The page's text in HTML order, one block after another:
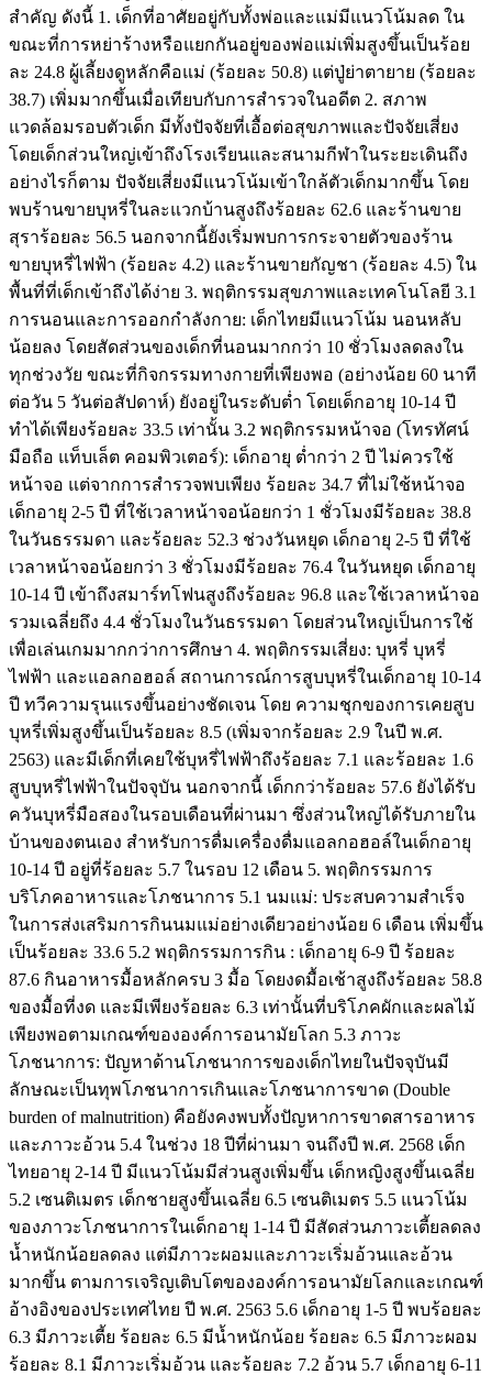
สำคัญ ดังนี้ 1. เด็กที่อาศัยอยู่กับทั้งพ่อและแม่มีแนวโน้มลด ใน
ขณะที่การหย่าร้างหรือแยกกันอยู่ของพ่อแม่เพิ่มสูงขึ้นเป็นร้อย
ละ 24.8 ผู้เลี้ยงดูหลักคือแม่ (ร้อยละ 50.8) แต่ปู่ย่าตายาย (ร้อยละ
38.7) เพิ่มมากขึ้นเมื่อเทียบกับการสำรวจในอดีต 2. สภาพ
แวดล้อมรอบตัวเด็ก มีทั้งปัจจัยที่เอื้อต่อสุขภาพและปัจจัยเสี่ยง
โดยเด็กส่วนใหญ่เข้าถึงโรงเรียนและสนามกีฬาในระยะเดินถึง
อย่างไรก็ตาม ปัจจัยเสี่ยงมีแนวโน้มเข้าใกล้ตัวเด็กมากขึ้น โดย
พบร้านขายบุหรี่ในละแวกบ้านสูงถึงร้อยละ 62.6 และร้านขาย
สุราร้อยละ 56.5 นอกจากนี้ยังเริ่มพบการกระจายตัวของร้าน
ขายบุหรี่ไฟฟ้า (ร้อยละ 4.2) และร้านขายกัญชา (ร้อยละ 4.5) ใน
พื้นที่ที่เด็กเข้าถึงได้ง่าย 3. พฤติกรรมสุขภาพและเทคโนโลยี 3.1
การนอนและการออกกำลังกาย: เด็กไทยมีแนวโน้ม นอนหลับ
น้อยลง โดยสัดส่วนของเด็กที่นอนมากกว่า 10 ชั่วโมงลดลงใน
ทุกช่วงวัย ขณะที่กิจกรรมทางกายที่เพียงพอ (อย่างน้อย 60 นาที
ต่อวัน 5 วันต่อสัปดาห์) ยังอยู่ในระดับต่ำ โดยเด็กอายุ 10-14 ปี
ทำได้เพียงร้อยละ 33.5 เท่านั้น 3.2 พฤติกรรมหน้าจอ (โทรทัศน์
มือถือ แท็บเล็ต คอมพิวเตอร์): เด็กอายุ ต่ำกว่า 2 ปี ไม่ควรใช้
หน้าจอ แต่จากการสำรวจพบเพียง ร้อยละ 34.7 ที่ไม่ใช้หน้าจอ
เด็กอายุ 2-5 ปี ที่ใช้เวลาหน้าจอน้อยกว่า 1 ชั่วโมงมีร้อยละ 38.8
ในวันธรรมดา และร้อยละ 52.3 ช่วงวันหยุด เด็กอายุ 2-5 ปี ที่ใช้
เวลาหน้าจอน้อยกว่า 3 ชั่วโมงมีร้อยละ 76.4 ในวันหยุด เด็กอายุ
10-14 ปี เข้าถึงสมาร์ทโฟนสูงถึงร้อยละ 96.8 และใช้เวลาหน้าจอ
รวมเฉลี่ยถึง 4.4 ชั่วโมงในวันธรรมดา โดยส่วนใหญ่เป็นการใช้
เพื่อเล่นเกมมากกว่าการศึกษา 4. พฤติกรรมเสี่ยง: บุหรี่ บุหรี่
ไฟฟ้า และแอลกอฮอล์ สถานการณ์การสูบบุหรี่ในเด็กอายุ 10-14
ปี ทวีความรุนแรงขึ้นอย่างชัดเจน โดย ความชุกของการเคยสูบ
บุหรี่เพิ่มสูงขึ้นเป็นร้อยละ 8.5 (เพิ่มจากร้อยละ 2.9 ในปี พ.ศ.
2563) และมีเด็กที่เคยใช้บุหรี่ไฟฟ้าถึงร้อยละ 7.1 และร้อยละ 1.6
สูบบุหรี่ไฟฟ้าในปัจจุบัน นอกจากนี้ เด็กกว่าร้อยละ 57.6 ยังได้รับ
ควันบุหรี่มือสองในรอบเดือนที่ผ่านมา ซึ่งส่วนใหญ่ได้รับภายใน
บ้านของตนเอง สำหรับการดื่มเครื่องดื่มแอลกอฮอล์ในเด็กอายุ
10-14 ปี อยู่ที่ร้อยละ 5.7 ในรอบ 12 เดือน 5. พฤติกรรมการ
บริโภคอาหารและโภชนาการ 5.1 นมแม่: ประสบความสำเร็จ
ในการส่งเสริมการกินนมแม่อย่างเดียวอย่างน้อย 6 เดือน เพิ่มขึ้น
เป็นร้อยละ 33.6 5.2 พฤติกรรมการกิน : เด็กอายุ 6-9 ปี ร้อยละ
87.6 กินอาหารมื้อหลักครบ 3 มื้อ โดยงดมื้อเช้าสูงถึงร้อยละ 58.8
ของมื้อที่งด และมีเพียงร้อยละ 6.3 เท่านั้นที่บริโภคผักและผลไม้
เพียงพอตามเกณฑ์ขององค์การอนามัยโลก 5.3 ภาวะ
โภชนาการ: ปัญหาด้านโภชนาการของเด็กไทยในปัจจุบันมี
ลักษณะเป็นทุพโภชนาการเกินและโภชนาการขาด (Double
burden of malnutrition) คือยังคงพบทั้งปัญหาการขาดสารอาหาร
และภาวะอ้วน 5.4 ในช่วง 18 ปีที่ผ่านมา จนถึงปี พ.ศ. 2568 เด็ก
ไทยอายุ 2-14 ปี มีแนวโน้มมีส่วนสูงเพิ่มขึ้น เด็กหญิงสูงขึ้นเฉลี่ย
5.2 เซนติเมตร เด็กชายสูงขึ้นเฉลี่ย 6.5 เซนติเมตร 5.5 แนวโน้ม
ของภาวะโภชนาการในเด็กอายุ 1-14 ปี มีสัดส่วนภาวะเตี้ยลดลง
น้ำหนักน้อยลดลง แต่มีภาวะผอมและภาวะเริ่มอ้วนและอ้วน
มากขึ้น ตามการเจริญเติบโตขององค์การอนามัยโลกและเกณฑ์
อ้างอิงของประเทศไทย ปี พ.ศ. 2563 5.6 เด็กอายุ 1-5 ปี พบร้อยละ
6.3 มีภาวะเตี้ย ร้อยละ 6.5 มีน้ำหนักน้อย ร้อยละ 6.5 มีภาวะผอม
ร้อยละ 8.1 มีภาวะเริ่มอ้วน และร้อยละ 7.2 อ้วน 5.7 เด็กอายุ 6-11